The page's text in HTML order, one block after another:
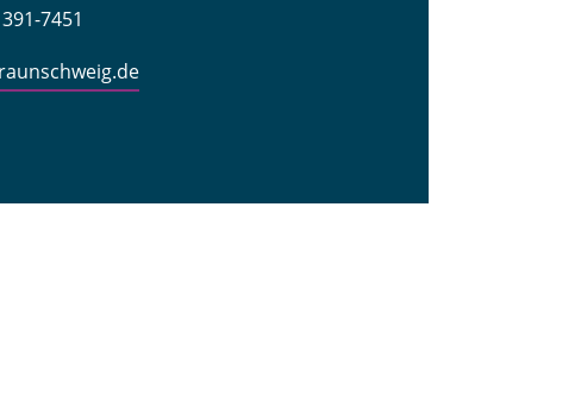
7451